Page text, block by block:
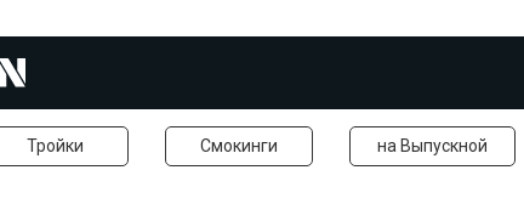
Тройки Смокинги на Выпускной